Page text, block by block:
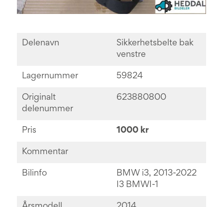
Delenavn
Sikkerhetsbelte bak
venstre
Lagernummer 59824
Originalt
delenummer
623880800
Pris 1000 kr
Kommentar
Bilinfo
BMW i3, 2013-2022
I3 BMWI-1